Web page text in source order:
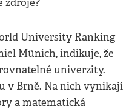
zdroje?
University Ranking
Münich, indikuje, že
univerzity.
v Brně. Na nich vynikají
a matematická